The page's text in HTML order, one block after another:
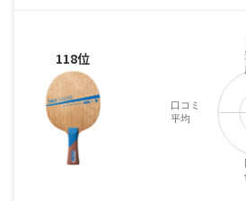
118位
口コミ
平均